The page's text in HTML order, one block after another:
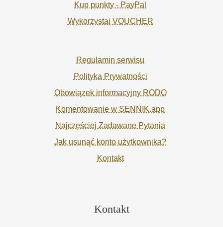
Kup punkty - PayPal
Wykorzystaj VOUCHER
Regulamin serwisu
Polityka Prywatności
Obowiązek informacyjny RODO
Komentowanie w SENNIK.app
Najczęściej Zadawane Pytania
Jak usunąć konto użytkownika?
Kontakt
Kontakt